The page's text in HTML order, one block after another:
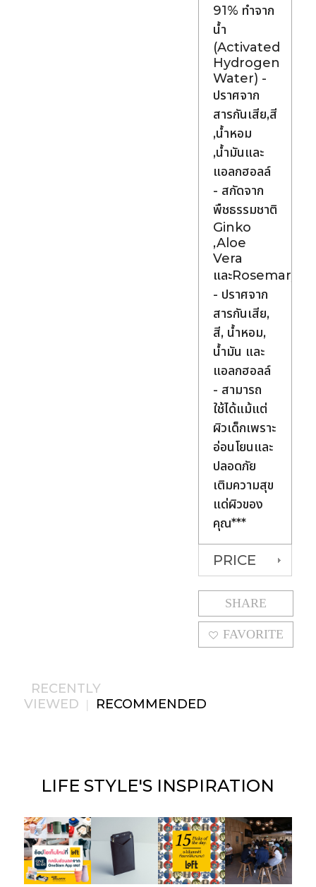
91% ทำจาก
น้ำ
(Activated
Hydrogen
Water) -
ปราศจาก
สารกันเสีย,สี
,น้ำหอม
,น้ำมันและ
แอลกฮอลล์
- สกัดจาก
พืชธรรมชาติ
Ginko
,Aloe
Vera
และRosemary
- ปราศจาก
สารกันเสีย,
สี, น้ำหอม,
น้ำมัน และ
แอลกฮอลล์
- สามารถ
ใช้ได้แม้แต่
ผิวเด็กเพราะ
อ่อนโยนและ
ปลอดภัย
เติมความสุข
แด่ผิวของ
คุณ***
PRICE
SHARE
FAVORITE
RECENTLY
VIEWED | RECOMMENDED
LIFE STYLE'S INSPIRATION